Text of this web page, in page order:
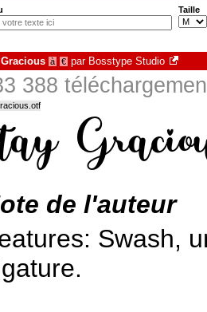
Taille
à € par Bosstype Studio
388
de l'auteur
Swash,